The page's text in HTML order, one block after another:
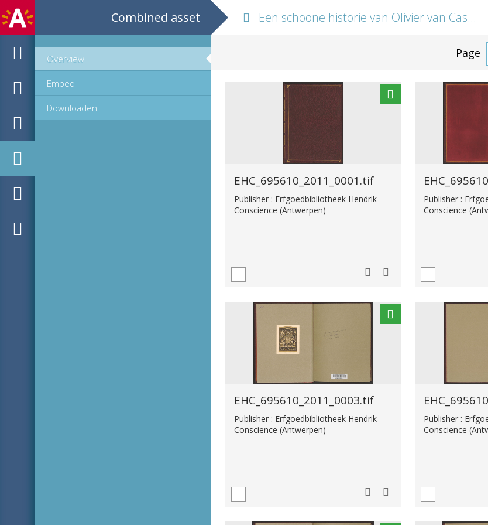
Combined asset
Overview
Embed
Downloaden
Een schoone historie van Olivier van Castillen ende van Artus van Algarve sinen lieven gheselle
Page
EHC_695610_2011_0001.tif
Publisher : Erfgoedbibliotheek Hendrik
Conscience (Antwerpen)
Publisher :
Conscience
EHC_695610_2011_0003.tif
Publisher : Erfgoedbibliotheek Hendrik
Conscience (Antwerpen)
Publisher :
Conscience